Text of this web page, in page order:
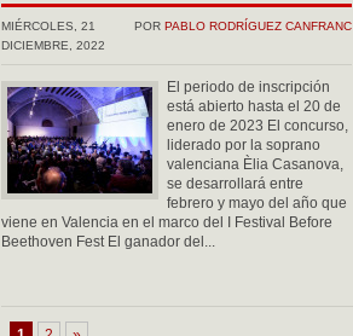
POR PABLO RODRÍGUEZ CANFRANC
MIÉRCOLES, 21
DICIEMBRE, 2022
El periodo de inscripción
está abierto hasta el 20 de
enero de 2023 El concurso,
liderado por la soprano
valenciana Èlia Casanova,
se desarrollará entre
febrero y mayo del año que
viene en Valencia en el marco del I Festival Before
Beethoven Fest El ganador del...